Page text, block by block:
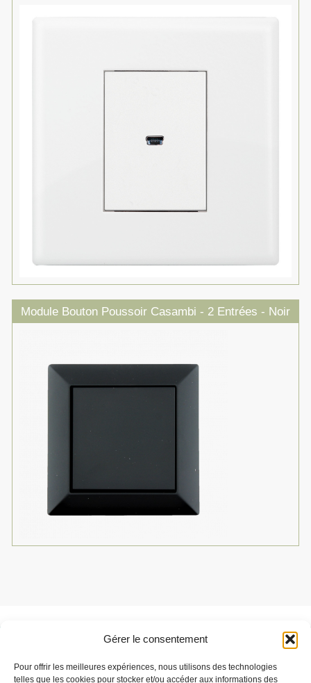
Gérer le consentement
Pour offrir les meilleures expériences, nous utilisons des technologies
telles que les cookies pour stocker et/ou accéder aux informations des
Module Bouton Poussoir Casambi - 2 Entrées - Noir
Parlez-nous de votre projet